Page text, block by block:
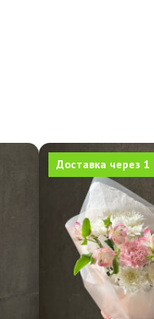
Доставка через 1